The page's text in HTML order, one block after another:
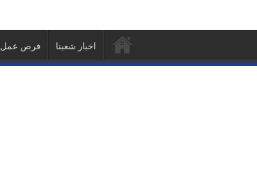
اخبار شعبنا فرص عمل